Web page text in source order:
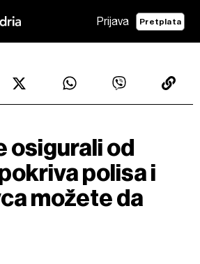
Prijava Pretplata
osigurali od
polisa i
možete da